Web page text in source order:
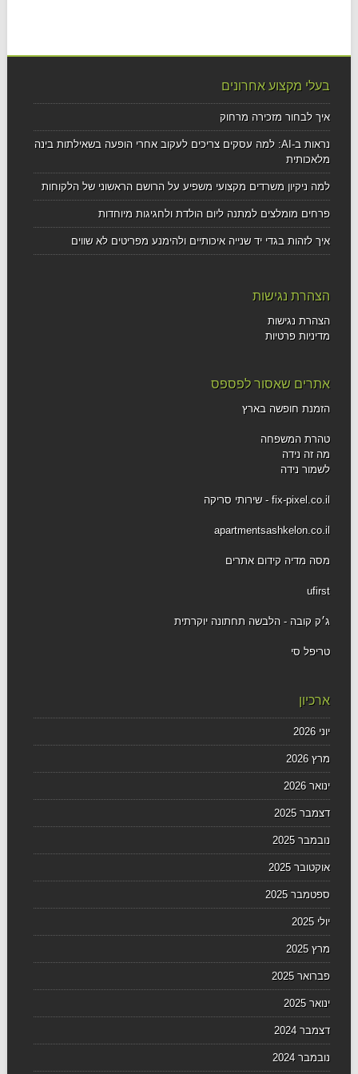
בעלי מקצוע אחרונים
איך לבחור מזכירה מרחוק
נראות ב-AI: למה עסקים צריכים לעקוב אחרי הופעה בשאילתות בינה
מלאכותית
למה ניקיון משרדים מקצועי משפיע על הרושם הראשוני של הלקוחות
פרחים מומלצים למתנה ליום הולדת ולחגיגות מיוחדות
איך לזהות בגדי יד שנייה איכותיים ולהימנע מפריטים לא שווים
הצהרת נגישות
הצהרת נגישות
מדיניות פרטיות
אתרים שאסור לפספס
הזמנת חופשה בארץ
טהרת המשפחה
מה זה נידה
לשמור נידה
fix-pixel.co.il - שירותי סריקה
apartmentsashkelon.co.il
מסה מדיה קידום אתרים
ufirst
ג׳ק קובה - הלבשה תחתונה יוקרתית
טריפל סי
ארכיון
יוני 2026
מרץ 2026
ינואר 2026
דצמבר 2025
נובמבר 2025
אוקטובר 2025
ספטמבר 2025
יולי 2025
מרץ 2025
פברואר 2025
ינואר 2025
דצמבר 2024
נובמבר 2024